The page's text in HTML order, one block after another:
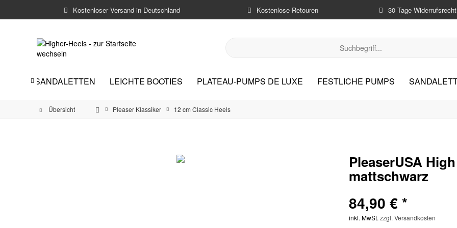
Kostenloser Versand in Deutschland Kostenlose Retouren 30 Tage Widerrufsrecht
HEEL-SANDALETTEN LEICHTE BOOTIES PLATEAU-PUMPS DE LUXE FESTLICHE PUMPS

Übersicht Pleaser Klassiker 12 cm Classic Heels
PleaserUSA
mattschwarz
84,90 € *
inkl. MwSt. zzgl. Versandkosten